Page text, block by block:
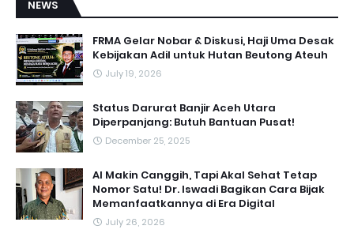
NEWS
FRMA Gelar Nobar & Diskusi, Haji Uma Desak
Kebijakan Adil untuk Hutan Beutong Ateuh
July 19, 2026
Status Darurat Banjir Aceh Utara
Diperpanjang: Butuh Bantuan Pusat!
December 25, 2025
AI Makin Canggih, Tapi Akal Sehat Tetap
Nomor Satu! Dr. Iswadi Bagikan Cara Bijak
Memanfaatkannya di Era Digital
July 26, 2026